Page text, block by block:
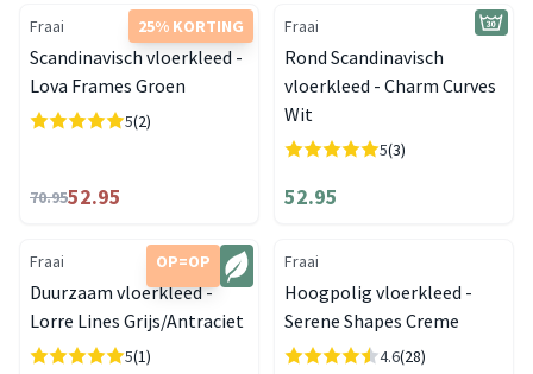
25% KORTING
Fraai
Scandinavisch vloerkleed -
Lova Frames Groen
5(2)
70.9552.95
Fraai
Rond Scandinavisch
vloerkleed - Charm Curves
Wit
5(3)
52.95
OP=OP
Fraai
Duurzaam vloerkleed -
Lorre Lines Grijs/Antraciet
5(1)
Fraai
Hoogpolig vloerkleed -
Serene Shapes Creme
4.6(28)